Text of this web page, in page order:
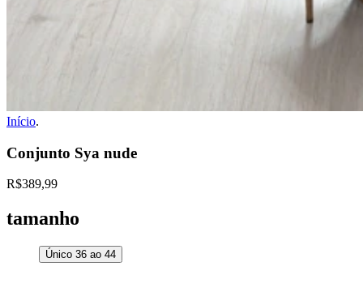
Início.
Conjunto Sya nude
R$389,99
tamanho
Único 36 ao 44